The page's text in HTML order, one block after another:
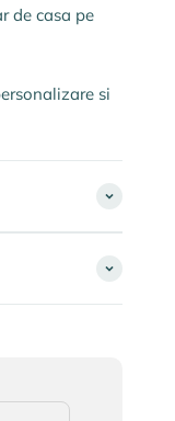
de casa pe
si